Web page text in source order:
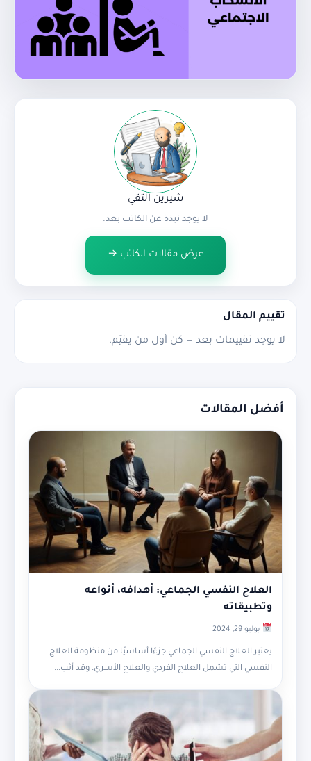
شيرين التقي
لا يوجد نبذة عن الكاتب بعد.
عرض مقالات الكاتب →
تقييم المقال
لا يوجد تقييمات بعد — كن أول من يقيّم.
أفضل المقالات
العلاج النفسي الجماعي: أهدافه، أنواعه
وتطبيقاته
يوليو 29, 2024
يعتبر العلاج النفسي الجماعي جزءًا أساسيًا من منظومة العلاج
النفسي التي تشمل العلاج الفردي والعلاج الأسري. وقد أثب...